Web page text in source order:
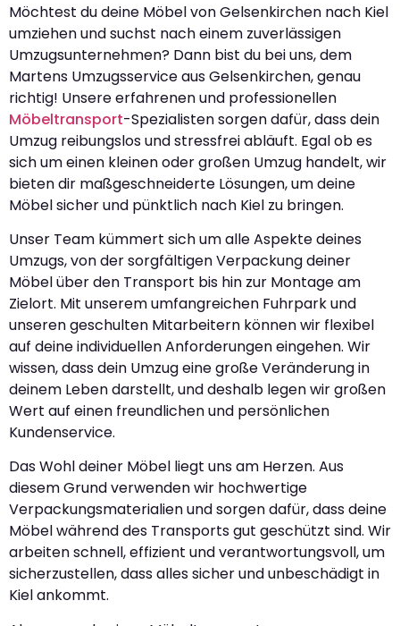
Möchtest du deine Möbel von Gelsenkirchen nach Kiel
umziehen und suchst nach einem zuverlässigen
Umzugsunternehmen? Dann bist du bei uns, dem
Martens Umzugsservice aus Gelsenkirchen, genau
richtig! Unsere erfahrenen und professionellen
Möbeltransport-Spezialisten sorgen dafür, dass dein
Umzug reibungslos und stressfrei abläuft. Egal ob es
sich um einen kleinen oder großen Umzug handelt, wir
bieten dir maßgeschneiderte Lösungen, um deine
Möbel sicher und pünktlich nach Kiel zu bringen.
Unser Team kümmert sich um alle Aspekte deines
Umzugs, von der sorgfältigen Verpackung deiner
Möbel über den Transport bis hin zur Montage am
Zielort. Mit unserem umfangreichen Fuhrpark und
unseren geschulten Mitarbeitern können wir flexibel
auf deine individuellen Anforderungen eingehen. Wir
wissen, dass dein Umzug eine große Veränderung in
deinem Leben darstellt, und deshalb legen wir großen
Wert auf einen freundlichen und persönlichen
Kundenservice.
Das Wohl deiner Möbel liegt uns am Herzen. Aus
diesem Grund verwenden wir hochwertige
Verpackungsmaterialien und sorgen dafür, dass deine
Möbel während des Transports gut geschützt sind. Wir
arbeiten schnell, effizient und verantwortungsvoll, um
sicherzustellen, dass alles sicher und unbeschädigt in
Kiel ankommt.